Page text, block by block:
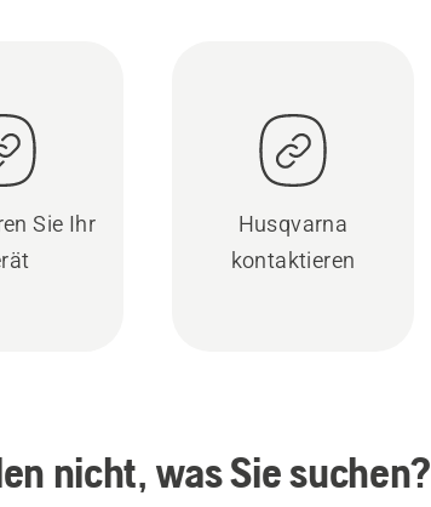
Sie Ihr
Husqvarna
kontaktieren
nicht, was Sie suchen?